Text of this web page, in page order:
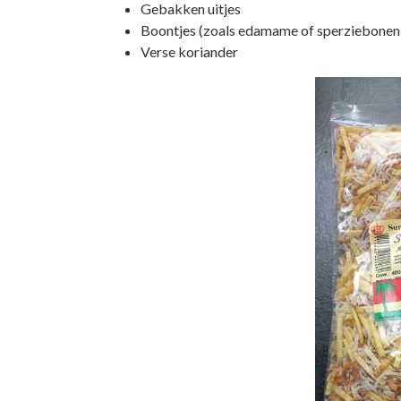
Gebakken uitjes
Boontjes (zoals edamame of
Verse koriander